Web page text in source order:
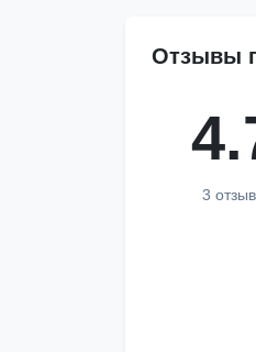
Отзывы
3